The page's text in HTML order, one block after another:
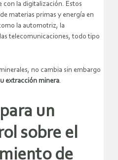
con la digitalización. Estos
materias primas y energía en
la automotriz, la
telecomunicaciones, todo tipo
no cambia sin embargo
extracción minera.
un
sobre el
de